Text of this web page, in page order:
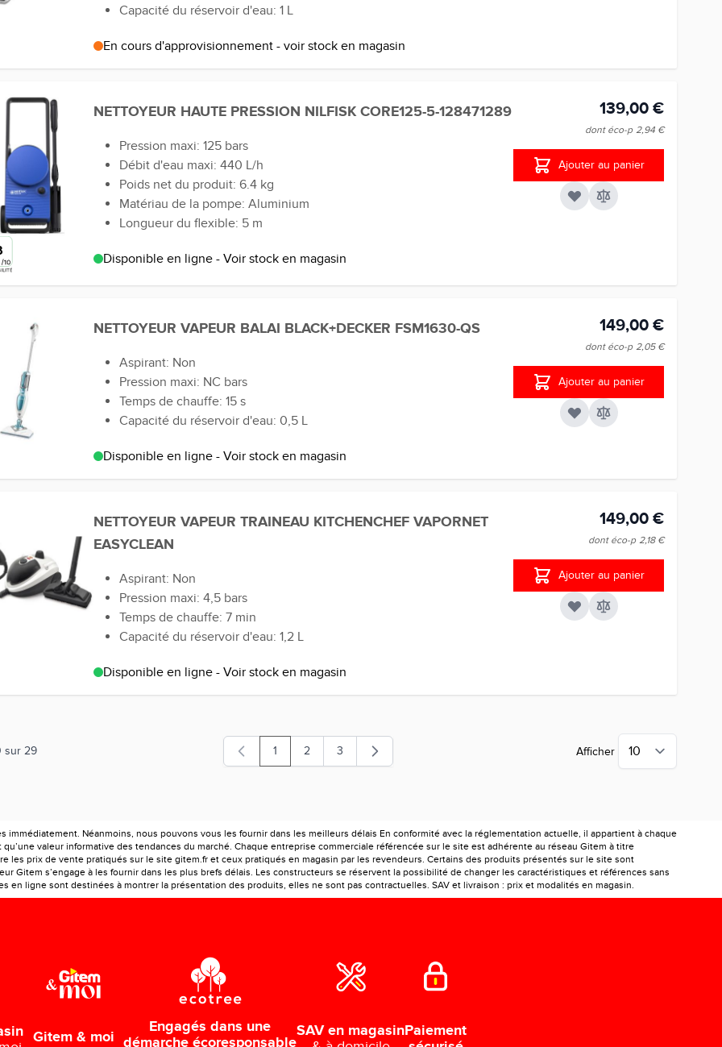
Capacité du réservoir d'eau: 1 L
En cours d'approvisionnement - voir stock en magasin
NETTOYEUR HAUTE PRESSION NILFISK CORE125-5-128471289
Pression maxi: 125 bars
Débit d'eau maxi: 440 L/h
Poids net du produit: 6.4 kg
Matériau de la pompe: Aluminium
Longueur du flexible: 5 m
Disponible en ligne - Voir stock en magasin
139,00 €
dont éco-p 2,94 €
Ajouter au panier
NETTOYEUR VAPEUR BALAI BLACK+DECKER FSM1630-QS
Aspirant: Non
Pression maxi: NC bars
Temps de chauffe: 15 s
Capacité du réservoir d'eau: 0,5 L
Disponible en ligne - Voir stock en magasin
149,00 €
dont éco-p 2,05 €
Ajouter au panier
NETTOYEUR VAPEUR TRAINEAU KITCHENCHEF VAPORNET
EASYCLEAN
Aspirant: Non
Pression maxi: 4,5 bars
Temps de chauffe: 7 min
Capacité du réservoir d'eau: 1,2 L
Disponible en ligne - Voir stock en magasin
149,00 €
dont éco-p 2,18 €
Ajouter au panier
sur 29 Vous lisez actuellement la page
1 Page
2 Page
3 Afficher
Néanmoins, nous pouvons vous les fournir dans les meilleurs délais En conformité avec la réglementation actuelle, il appartient à chaque
valeur informative des tendances du marché. Chaque entreprise commerciale référencée sur le site est adhérente au réseau Gitem à titre
les prix de vente pratiqués sur le site gitem.fr et ceux pratiqués en magasin par les revendeurs. Certains des produits présentés sur le site sont
Gitem s’engage à les fournir dans les plus brefs délais. Les constructeurs se réservent la possibilité de changer les caractéristiques et références sans
en ligne sont destinées à montrer la présentation des produits, elles ne sont pas contractuelles. SAV et livraison : prix et modalités en magasin.
Gitem & moi
Engagés dans une
démarche écoresponsable
SAV en magasinPaiement